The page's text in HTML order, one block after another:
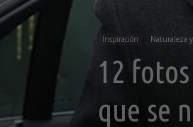
Inspiración Naturaleza
12
que se